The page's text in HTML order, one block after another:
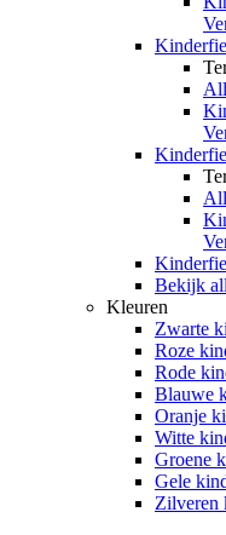
Bekijk
Kleuren
Zwarte
Roze
Rode
Blauwe
Oranje
Witte
Groene
Gele
Zilveren